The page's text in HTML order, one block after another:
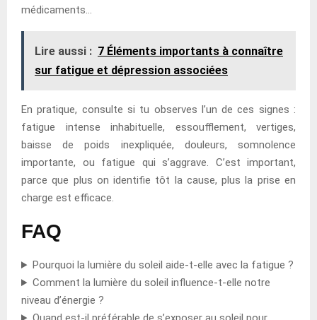
médicaments…
Lire aussi : 7 Éléments importants à connaître
sur fatigue et dépression associées
En pratique, consulte si tu observes l’un de ces signes :
fatigue intense inhabituelle, essoufflement, vertiges,
baisse de poids inexpliquée, douleurs, somnolence
importante, ou fatigue qui s’aggrave. C’est important,
parce que plus on identifie tôt la cause, plus la prise en
charge est efficace.
FAQ
Pourquoi la lumière du soleil aide-t-elle avec la fatigue ?
Comment la lumière du soleil influence-t-elle notre
niveau d’énergie ?